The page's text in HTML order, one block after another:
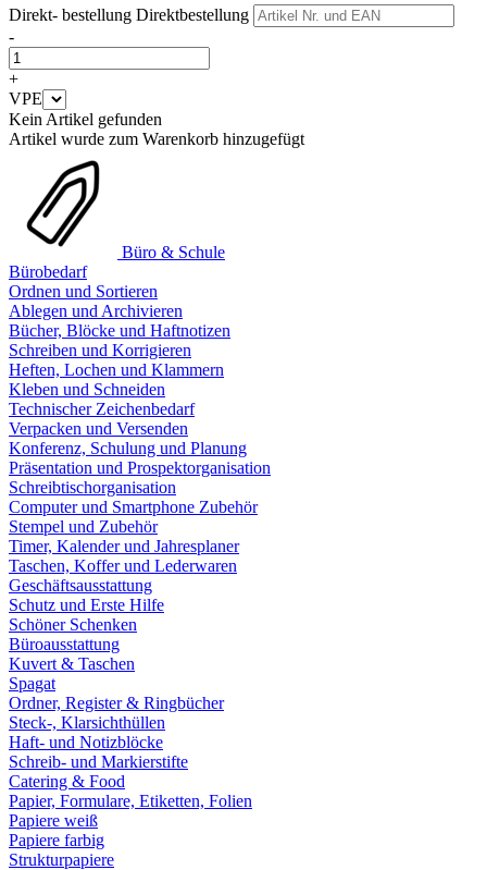
Direkt- bestellung Direktbestellung
-
+
VPE
Kein Artikel gefunden
Artikel wurde zum Warenkorb hinzugefügt
Büro & Schule
Bürobedarf
Ordnen und Sortieren
Ablegen und Archivieren
Bücher, Blöcke und Haftnotizen
Schreiben und Korrigieren
Heften, Lochen und Klammern
Kleben und Schneiden
Technischer Zeichenbedarf
Verpacken und Versenden
Konferenz, Schulung und Planung
Präsentation und Prospektorganisation
Schreibtischorganisation
Computer und Smartphone Zubehör
Stempel und Zubehör
Timer, Kalender und Jahresplaner
Taschen, Koffer und Lederwaren
Geschäftsausstattung
Schutz und Erste Hilfe
Schöner Schenken
Büroausstattung
Kuvert & Taschen
Spagat
Ordner, Register & Ringbücher
Steck-, Klarsichthüllen
Haft- und Notizblöcke
Schreib- und Markierstifte
Catering & Food
Papier, Formulare, Etiketten, Folien
Papiere weiß
Papiere farbig
Strukturpapiere